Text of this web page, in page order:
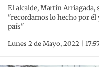
El alcalde, Martín Arriagada,
"recordamos lo hecho por
país"
Lunes 2 de Mayo, 2022 | 17:57